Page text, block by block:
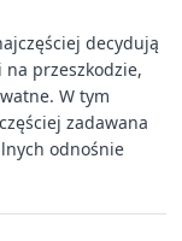
decydują
przeszkodzie,
W tym
zadawana
odnośnie